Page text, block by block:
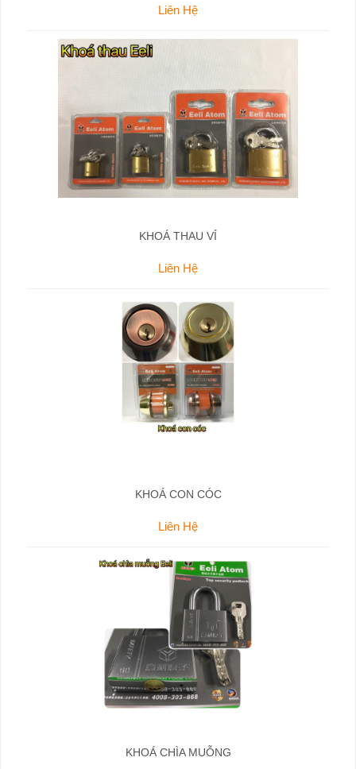
Liên Hệ
KHOÁ THAU VỈ
Liên Hệ
KHOÁ CON CÓC
Liên Hệ
KHOÁ CHÌA MUỖNG